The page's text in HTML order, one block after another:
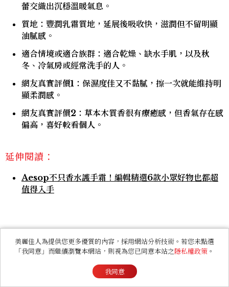
蕾交織出沉穩溫暖氣息。
質地：豐潤乳霜質地，延展後吸收快，滋潤但不留明顯
油膩感。
適合情境或適合族群：適合乾燥、缺水手肌，以及秋
冬、冷氣房或經常洗手的人。
網友真實評價1：保濕度佳又不黏膩，擦一次就能維持明
顯柔潤感。
網友真實評價2：草本木質香很有療癒感，但香氣存在感
偏高，喜好較看個人。
延伸閱讀：
Aesop不只香水護手霜！編輯精選6款小眾好物也都超
值得入手
美麗佳人為提供您更多優質的內容，採用網站分析技術。若您未點選
「我同意」而繼續瀏覽本網站，則視為您已同意本站之隱私權政策 。
我同意